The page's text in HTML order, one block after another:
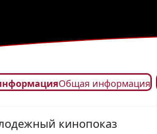
Общая информация
кинопоказ